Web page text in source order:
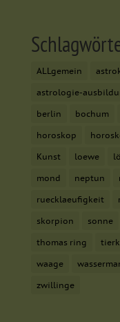
ALLgemein
astrologie-
berlin bochum
horoskop
Kunst loewe
mond neptun
ruecklaeufigkeit
skorpion sonne
thomas ring
waage
zwillinge